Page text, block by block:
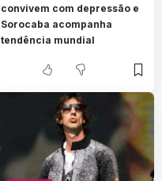
convivem com depressão e
Sorocaba acompanha
tendência mundial